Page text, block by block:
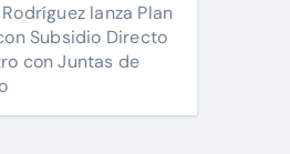
lanza Plan
Subsidio Directo
con Juntas de